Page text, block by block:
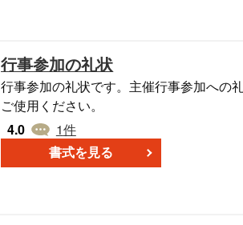
舞の礼状005は、相手に対する敬意と感謝
ことができる貴重なツールとなります。
行事参加の礼状
行事参加の礼状です。主催行事参加への
ご使用ください。
4.0
1件
書式を見る